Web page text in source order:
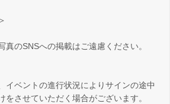
真のSNSへの掲載はご遠慮ください。
イベントの進行状況によりサインの途中
をさせていただく場合がございます。